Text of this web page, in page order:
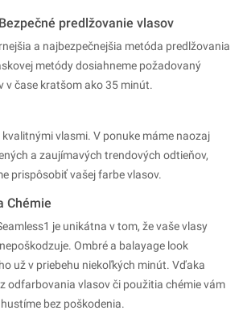
predlžovanie vlasov
a najbezpečnejšia metóda predlžovania
metódy dosiahneme požadovaný
v čase kratšom ako 35 minút.
vlasmi. V ponuke máme naozaj
a zaujímavých trendových odtieňov,
prispôsobiť vašej farbe vlasov.
Chémie
je unikátna v tom, že vaše vlasy
Ombré a balayage look
už v priebehu niekoľkých minút. Vďaka
odfarbovania vlasov či použitia chémie vám
bez poškodenia.